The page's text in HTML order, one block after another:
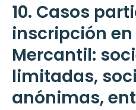
10. Casos
inscripción en
Mercantil:
limitadas,
anónimas,